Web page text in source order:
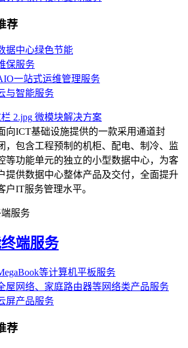
荐
据中心绿色节能
保服务
一站式运维管理服务
与智能服务
微模块解决方案
向ICT基础设施提供的一款采用通道封
，包含工程预制的机柜、配电、制冷、监
等功能单元的独立的小型数据中心，为客
提供数据中心整体产品及交付，全面提升
户IT服务管理水平。
服务
端服务
等计算机平板服务
屋网络、家庭路由器等网络类产品服务
屏产品服务
荐